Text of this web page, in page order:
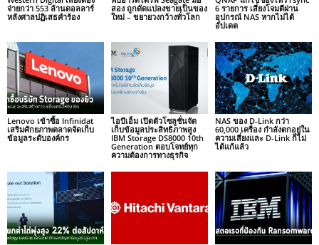
จ่ายกว่า 553 ล้านดอลลาร์
หลังศาลปฏิเสธคำร้อง
สอง ถูกดัดแปลงขายเป็นของ
ใหม่ – ขยายวงกว้างทั่วโลก
6 รายการ เสี่ยงโจมตีผ่าน
อุปกรณ์ NAS หากไม่ได้
อัปเดต
Lenovo เข้าซื้อ Infinidat
เสริมศักยภาพตลาดจัดเก็บ
ข้อมูลระดับองค์กร
ไอบีเอ็ม เปิดตัวโซลูชั่นจัด
เก็บข้อมูลประสิทธิภาพสูง
IBM Storage DS8000 10th
Generation ตอบโจทย์ทุก
ความต้องการทางธุรกิจ
NAS ของ D-Link กว่า
60,000 เครื่อง กำลังตกอยู่ใน
ความเสี่ยงและ D-Link ก็ไม่
ได้แก้แล้ว